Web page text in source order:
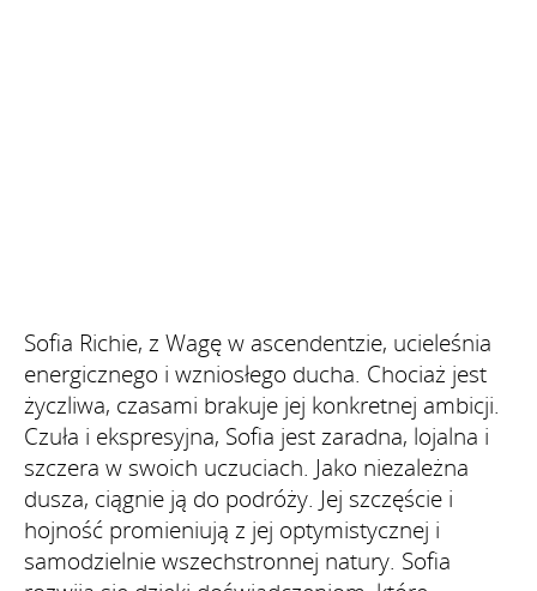
Sofia Richie, z Wagę w ascendentzie, ucieleśnia
energicznego i wzniosłego ducha. Chociaż jest
życzliwa, czasami brakuje jej konkretnej ambicji.
Czuła i ekspresyjna, Sofia jest zaradna, lojalna i
szczera w swoich uczuciach. Jako niezależna
dusza, ciągnie ją do podróży. Jej szczęście i
hojność promieniują z jej optymistycznej i
samodzielnie wszechstronnej natury. Sofia